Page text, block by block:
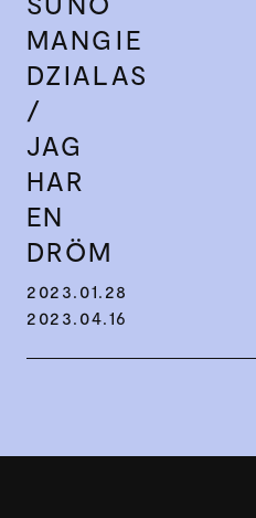
MANGIE
DZIALAS
/
JAG
HAR
EN
DRÖM
2023.01.28
2023.04.16